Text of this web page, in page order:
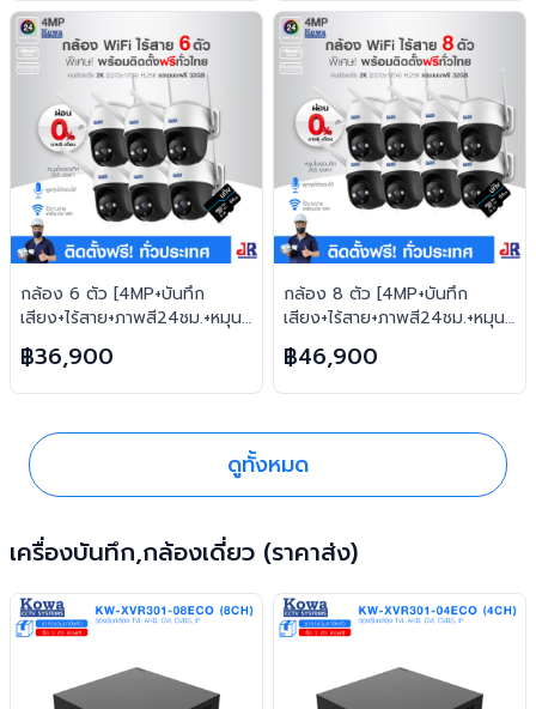
กล้อง 6 ตัว [4MP+บันทึก
เสียง+ไร้สาย+ภาพสี24ชม.+หมุน
ได้โต้ตอบได้] ไร้สาย H.265
FREE เมมทุกตัว
฿36,900
กล้อง 8 ตัว [4MP+บันทึก
เสียง+ไร้สาย+ภาพสี24ชม.+หมุน
ได้โต้ตอบได้] ไร้สาย H.265
FREE เมมทุกตัว
฿46,900
ดูทั้งหมด
เครื่องบันทึก,กล้องเดี่ยว (ราคาส่ง)